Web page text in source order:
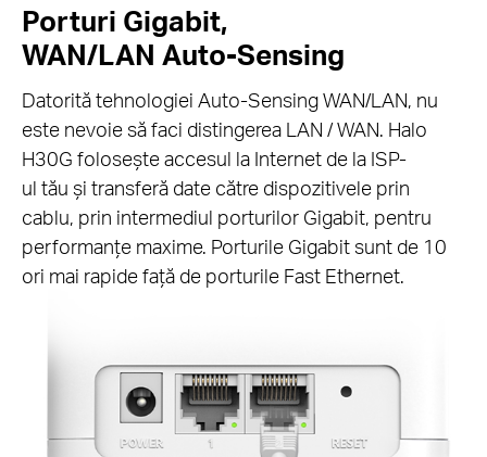
Porturi Gigabit,
WAN/LAN Auto-Sensing
Datorită tehnologiei Auto-Sensing WAN/LAN, nu
este nevoie să faci distingerea LAN / WAN. Halo
H30G folosește accesul la Internet de la ISP-
ul tău și transferă date către dispozitivele prin
cablu, prin intermediul porturilor Gigabit, pentru
performanțe maxime. Porturile Gigabit sunt de 10
ori mai rapide față de porturile Fast Ethernet.